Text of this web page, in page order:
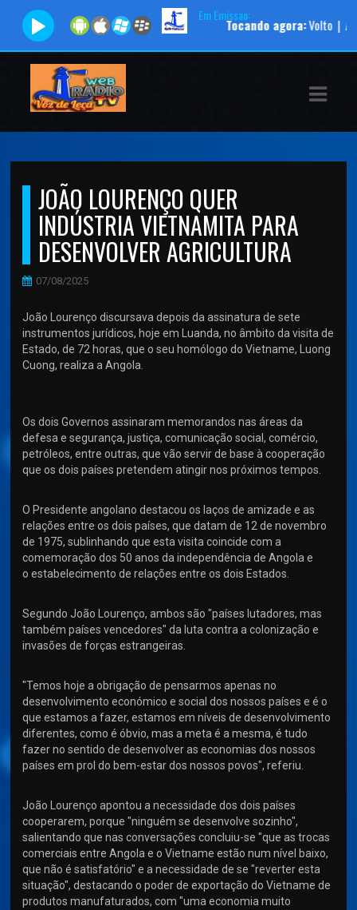
Em Emissao:
Tocando agora:Volto |
JOÃO LOURENÇO QUER
INDÚSTRIA VIETNAMITA PARA
DESENVOLVER AGRICULTURA
07/08/2025
João Lourenço discursava depois da assinatura de sete
instrumentos jurídicos, hoje em Luanda, no âmbito da visita de
Estado, de 72 horas, que o seu homólogo do Vietname, Luong
Cuong, realiza a Angola.
Os dois Governos assinaram memorandos nas áreas da
defesa e segurança, justiça, comunicação social, comércio,
petróleos, entre outras, que vão servir de base à cooperação
que os dois países pretendem atingir nos próximos tempos.
O Presidente angolano destacou os laços de amizade e as
relações entre os dois países, que datam de 12 de novembro
de 1975, sublinhando que esta visita coincide com a
comemoração dos 50 anos da independência de Angola e
o estabelecimento de relações entre os dois Estados.
Segundo João Lourenço, ambos são "países lutadores, mas
também países vencedores" da luta contra a colonização e
invasões de forças estrangeiras.
"Temos hoje a obrigação de pensarmos apenas no
desenvolvimento económico e social dos nossos países e é o
que estamos a fazer, estamos em níveis de desenvolvimento
diferentes, como é óbvio, mas a meta é a mesma, é tudo
fazer no sentido de desenvolver as economias dos nossos
países em prol do bem-estar dos nossos povos", referiu.
João Lourenço apontou a necessidade dos dois países
cooperarem, porque "ninguém se desenvolve sozinho",
salientando que nas conversações concluiu-se "que as trocas
comerciais entre Angola e o Vietname estão num nível baixo,
que não é satisfatório" e a necessidade de se "reverter esta
situação", destacando o poder de exportação do Vietname de
produtos manufaturados, com "uma economia muito